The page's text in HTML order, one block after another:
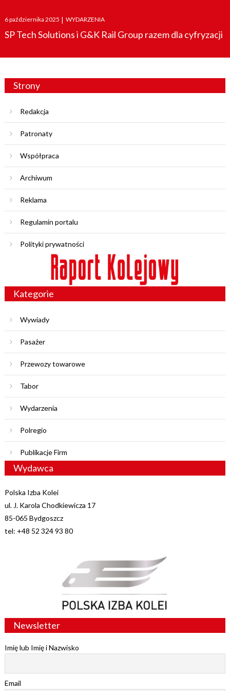
Posted
on
6 października 2025 | WYDARZENIA
SP Tech Solutions i G&K Rail Group razem dla cyfryzacji
Strony
Redakcja
Patronaty
Współpraca
Archiwum
Reklama
Regulamin portalu
Polityki prywatności
Kategorie
Wywiady
Pasażer
Przewozy towarowe
Tabor
Wydarzenia
Polregio
Publikacje Firm
Wydawca
Polska Izba Kolei
ul. J. Karola Chodkiewicza 17
85-065 Bydgoszcz
tel: +48 52 324 93 80
Newsletter
Imię lub Imię i Nazwisko
Email